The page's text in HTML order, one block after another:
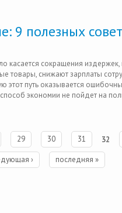
9 полезных
касается сокращения
товары, снижают зарплаты
этот путь оказывается
экономии не пойдет на
29 30 31 32
› последняя »